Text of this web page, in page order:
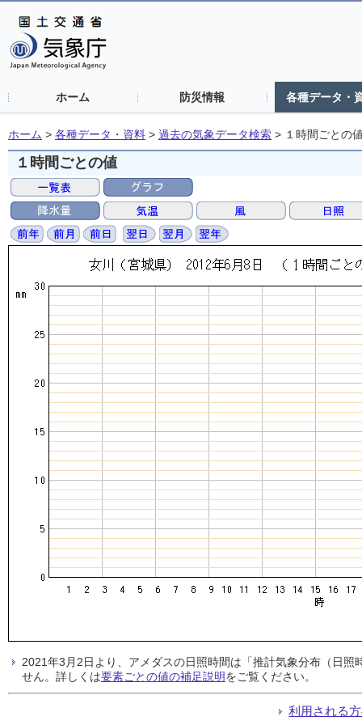
ホーム 防災情報 各種データ・
ホーム > 各種データ・資料 > 過去の気象データ検索 > １時間ごとの
１時間ごとの値
2021年3月2日より、アメダスの日照時間は「推計気象分布（日
せん。詳しくは要素ごとの値の補足説明をご覧ください。
利用される